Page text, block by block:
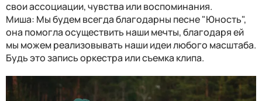
свои ассоциации, чувства или воспоминания.
Миша: Мы будем всегда благодарны песне "Юность",
она помогла осуществить наши мечты, благодаря ей
мы можем реализовывать наши идеи любого масштаба.
Будь это запись оркестра или съемка клипа.